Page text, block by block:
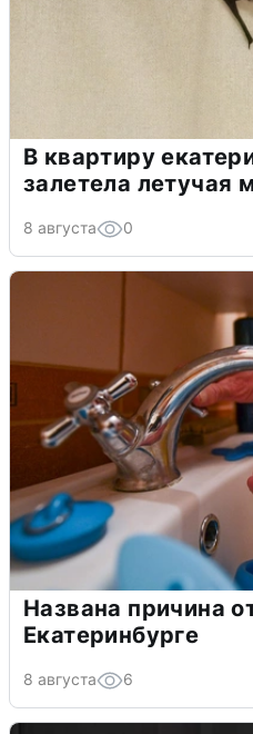
В квартиру
залетела летучая
8 августа 0
Названа причина
Екатеринбурге
8 августа 6